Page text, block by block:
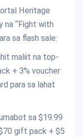
Heritage
na “Fight with
sa flash sale:
maliit na top-
+ 3% voucher
para sa lahat
sa $19.99
gift pack + $5